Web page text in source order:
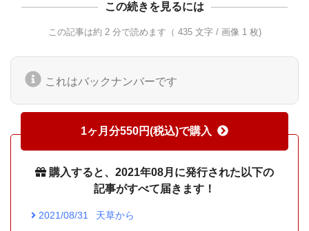
この続きを見るには
この記事は約 2 分で読めます（ 435 文字 / 画像 1 枚)
これはバックナンバーです
1ヶ月分550円(税込)で購入
購入すると、2021年08月に発行された以下の
記事がすべて届きます！
2021/08/31 天草から